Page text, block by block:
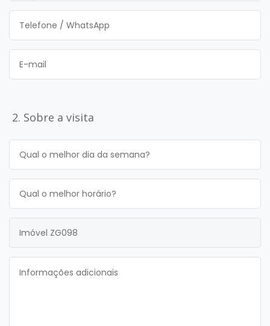
2. Sobre a visita